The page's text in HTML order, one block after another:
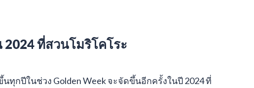
2024 ที่สวนโมริโคโระ
ทุกปีในช่วง Golden Week จะจัดขึ้นอีกครั้งในปี 2024 ที่